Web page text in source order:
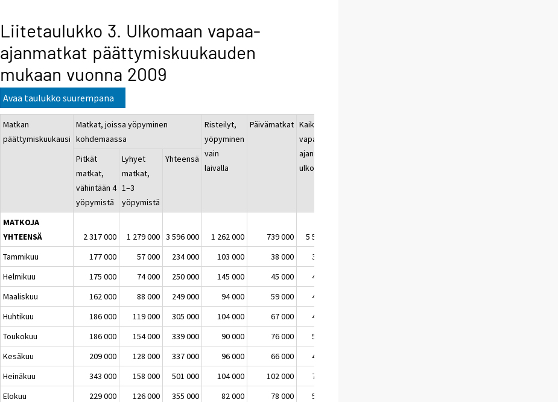
Liitetaulukko 3. Ulkomaan vapaa-
ajanmatkat päättymiskuukauden
mukaan vuonna 2009
Avaa taulukko suurempana
Matkan
päättymiskuukausi
Matkat, joissa yöpyminen
kohdemaassa
Risteilyt,
yöpyminen
vain
laivalla
Päivämatkat Kaikki
vapaa-
ajanmatkat
ulkomaille
Pitkät
matkat,
vähintään 4
yöpymistä
Lyhyet
matkat,
1–3
yöpymistä
Yhteensä
MATKOJA
YHTEENSÄ
2 317 000 1 279 000 3 596 000 1 262 000 739 000
5 597 000
Tammikuu
177 000 57 000 234 000 103 000 38 000
375 000
Helmikuu
175 000 74 000 250 000 145 000 45 000
439 000
Maaliskuu
162 000 88 000 249 000 94 000 59 000
403 000
Huhtikuu
186 000 119 000 305 000 104 000 67 000
476 000
Toukokuu
186 000 154 000 339 000 90 000 76 000
506 000
Kesäkuu
209 000 128 000 337 000 96 000 66 000
499 000
Heinäkuu
343 000 158 000 501 000 104 000 102 000
707 000
Elokuu
229 000 126 000 355 000 82 000 78 000
515 000